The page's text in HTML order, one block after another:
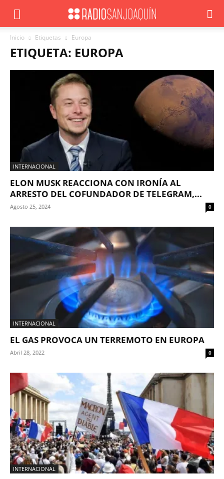
Inicio Etiquetas Europa
ETIQUETA: EUROPA
INTERNACIONAL
ELON MUSK REACCIONA CON IRONÍA AL
ARRESTO DEL COFUNDADOR DE TELEGRAM,...
Agosto 25, 2024 0
INTERNACIONAL
EL GAS PROVOCA UN TERREMOTO EN EUROPA
Abril 28, 2022 0
INTERNACIONAL